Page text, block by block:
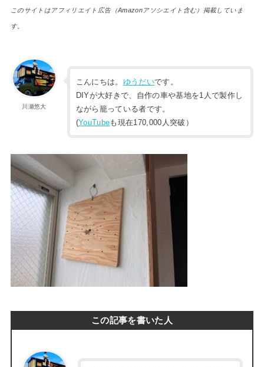
このサイトはアフィリエイト広告（Amazonアソシエイト含む）掲載していま
す。
川瀬悠大
こんにちは。 ゆうだいです。
DIYが大好きで、自作の車や基地を1人で製作し
ながら籠っている者です。
(YouTubeも現在170,000人突破）
この記事を書いた人